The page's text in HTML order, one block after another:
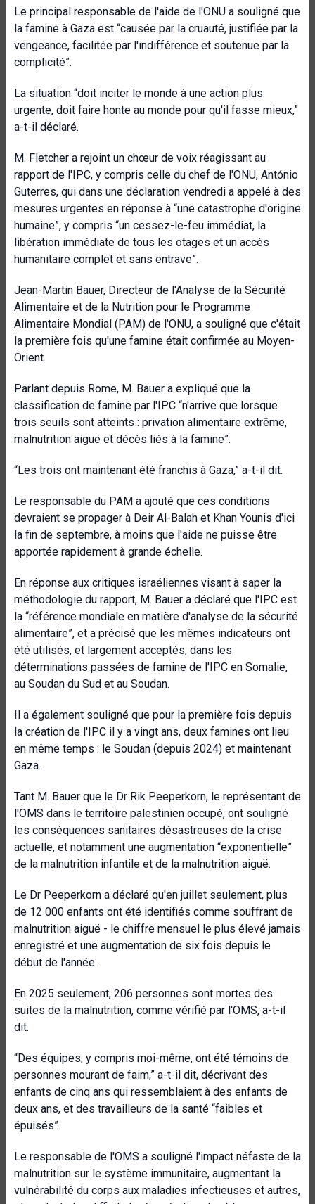
Le principal responsable de l'aide de l'ONU a souligné que
la famine à Gaza est “causée par la cruauté, justifiée par la
vengeance, facilitée par l'indifférence et soutenue par la
complicité”.
La situation “doit inciter le monde à une action plus
urgente, doit faire honte au monde pour qu'il fasse mieux,”
a-t-il déclaré.
M. Fletcher a rejoint un chœur de voix réagissant au
rapport de l'IPC, y compris celle du chef de l'ONU, António
Guterres, qui dans une déclaration vendredi a appelé à des
mesures urgentes en réponse à “une catastrophe d'origine
humaine”, y compris “un cessez-le-feu immédiat, la
libération immédiate de tous les otages et un accès
humanitaire complet et sans entrave”.
Jean-Martin Bauer, Directeur de l'Analyse de la Sécurité
Alimentaire et de la Nutrition pour le Programme
Alimentaire Mondial (PAM) de l'ONU, a souligné que c'était
la première fois qu'une famine était confirmée au Moyen-
Orient.
Parlant depuis Rome, M. Bauer a expliqué que la
classification de famine par l'IPC “n'arrive que lorsque
trois seuils sont atteints : privation alimentaire extrême,
malnutrition aiguë et décès liés à la famine”.
“Les trois ont maintenant été franchis à Gaza,” a-t-il dit.
Le responsable du PAM a ajouté que ces conditions
devraient se propager à Deir Al-Balah et Khan Younis d'ici
la fin de septembre, à moins que l'aide ne puisse être
apportée rapidement à grande échelle.
En réponse aux critiques israéliennes visant à saper la
méthodologie du rapport, M. Bauer a déclaré que l'IPC est
la “référence mondiale en matière d'analyse de la sécurité
alimentaire”, et a précisé que les mêmes indicateurs ont
été utilisés, et largement acceptés, dans les
déterminations passées de famine de l'IPC en Somalie,
au Soudan du Sud et au Soudan.
Il a également souligné que pour la première fois depuis
la création de l'IPC il y a vingt ans, deux famines ont lieu
en même temps : le Soudan (depuis 2024) et maintenant
Gaza.
Tant M. Bauer que le Dr Rik Peeperkorn, le représentant de
l'OMS dans le territoire palestinien occupé, ont souligné
les conséquences sanitaires désastreuses de la crise
actuelle, et notamment une augmentation “exponentielle”
de la malnutrition infantile et de la malnutrition aiguë.
Le Dr Peeperkorn a déclaré qu'en juillet seulement, plus
de 12 000 enfants ont été identifiés comme souffrant de
malnutrition aiguë - le chiffre mensuel le plus élevé jamais
enregistré et une augmentation de six fois depuis le
début de l'année.
En 2025 seulement, 206 personnes sont mortes des
suites de la malnutrition, comme vérifié par l'OMS, a-t-il
dit.
“Des équipes, y compris moi-même, ont été témoins de
personnes mourant de faim,” a-t-il dit, décrivant des
enfants de cinq ans qui ressemblaient à des enfants de
deux ans, et des travailleurs de la santé “faibles et
épuisés”.
Le responsable de l'OMS a souligné l'impact néfaste de la
malnutrition sur le système immunitaire, augmentant la
vulnérabilité du corps aux maladies infectieuses et autres,